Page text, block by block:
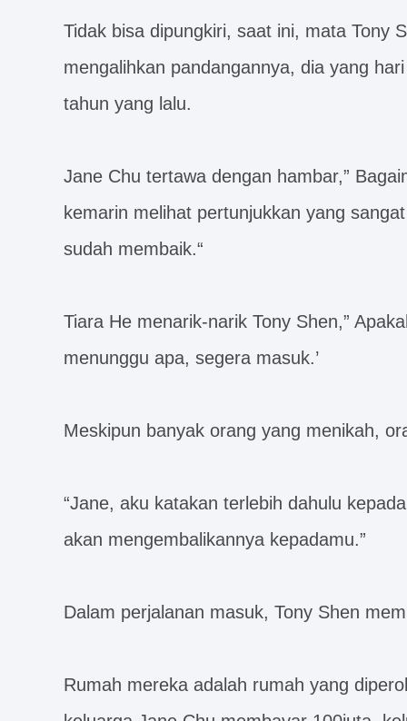
Tidak bisa dipungkiri, saat ini, mata Tony
mengalihkan pandangannya, dia yang
tahun yang lalu.
Jane Chu tertawa dengan hambar,”
kemarin melihat pertunjukkan yang
sudah membaik.“
Tiara He menarik-narik Tony Shen,”
menunggu apa, segera masuk.’
Meskipun banyak orang yang menikah,
“Jane, aku katakan terlebih dahulu
akan mengembalikannya kepadamu.”
Dalam perjalanan masuk, Tony Shen
Rumah mereka adalah rumah yang